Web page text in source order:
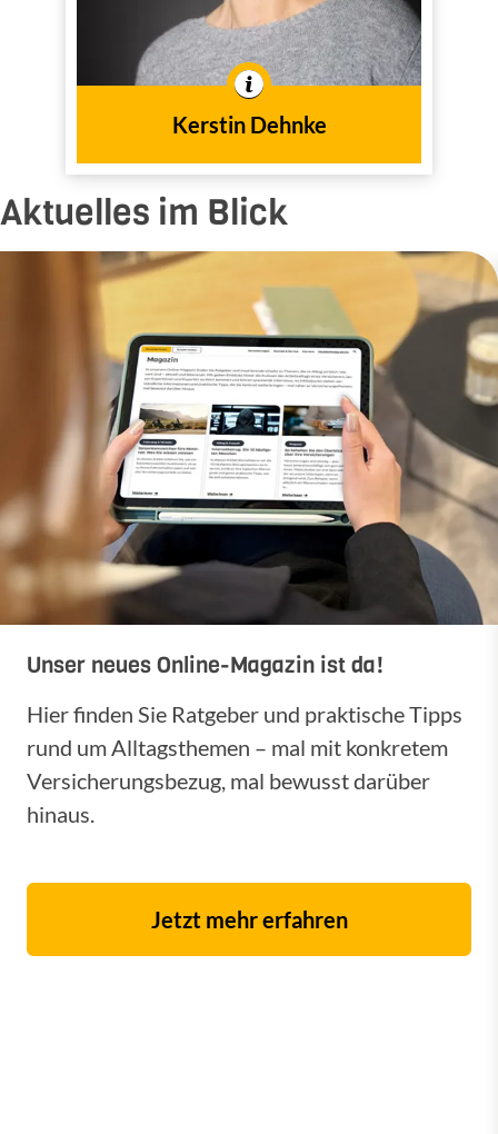
Kerstin Dehnke
Aktuelles im Blick
Unser neues Online-Magazin ist da!
Hier finden Sie Ratgeber und praktische Tipps
rund um Alltagsthemen – mal mit konkretem
Versicherungsbezug, mal bewusst darüber
hinaus.
Jetzt mehr erfahren